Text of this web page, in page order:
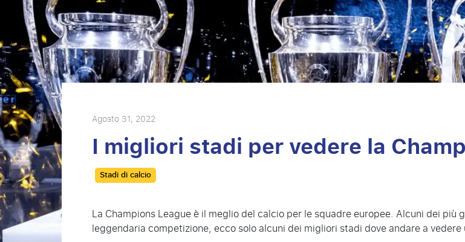
Agosto 31, 2022
I migliori stadi per vedere la
Categories
Stadi di calcio
La Champions League è il meglio del calcio per le squadre europee. Alcuni dei
leggendaria competizione, ecco solo alcuni dei migliori stadi dove andare a